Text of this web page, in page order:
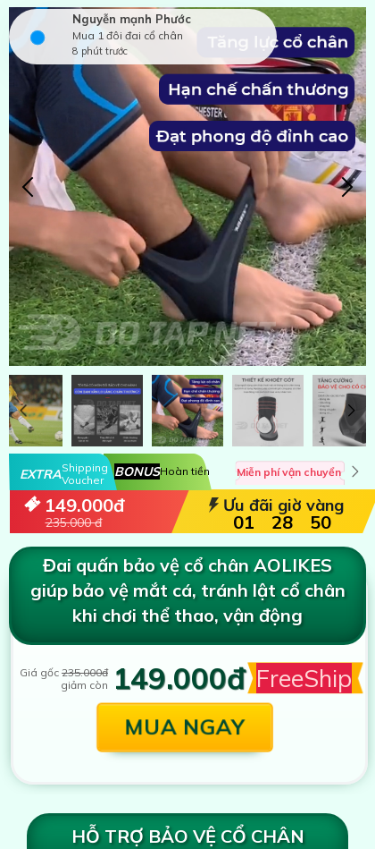
Giá gốc 235.000đ
giảm còn
149.000đ
MUA NGAY
Đai quấn bảo vệ cổ chân AOLIKES
giúp bảo vệ mắt cá, tránh lật cổ chân
khi chơi thể thao, vận động
Nguyễn mạnh Phước
Mua 1 đôi đai cổ chân
8 phút trước
Ưu đãi giờ vàng
Miễn phí vận chuyển
BONUSHoàn tiền
EXTRAShipping
Voucher
01 28 47
235.000 đ
149.000đ
FreeShip
HỖ TRỢ BẢO VỆ CỔ CHÂN